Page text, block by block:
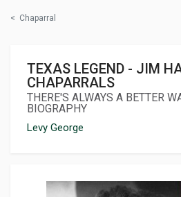
< Chaparral
TEXAS LEGEND - JIM
CHAPARRALS
THERE'S ALWAYS A BETTER
BIOGRAPHY
Levy George